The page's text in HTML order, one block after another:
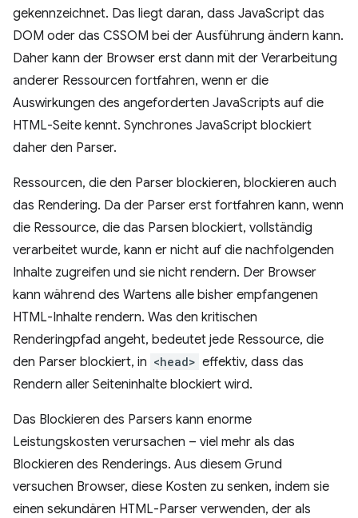
gekennzeichnet. Das liegt daran, dass JavaScript das
DOM oder das CSSOM bei der Ausführung ändern kann.
Daher kann der Browser erst dann mit der Verarbeitung
anderer Ressourcen fortfahren, wenn er die
Auswirkungen des angeforderten JavaScripts auf die
HTML-Seite kennt. Synchrones JavaScript blockiert
daher den Parser.
Ressourcen, die den Parser blockieren, blockieren auch
das Rendering. Da der Parser erst fortfahren kann, wenn
die Ressource, die das Parsen blockiert, vollständig
verarbeitet wurde, kann er nicht auf die nachfolgenden
Inhalte zugreifen und sie nicht rendern. Der Browser
kann während des Wartens alle bisher empfangenen
HTML-Inhalte rendern. Was den kritischen
Renderingpfad angeht, bedeutet jede Ressource, die
den Parser blockiert, in <head> effektiv, dass das
Rendern aller Seiteninhalte blockiert wird.
Das Blockieren des Parsers kann enorme
Leistungskosten verursachen – viel mehr als das
Blockieren des Renderings. Aus diesem Grund
versuchen Browser, diese Kosten zu senken, indem sie
einen sekundären HTML-Parser verwenden, der als